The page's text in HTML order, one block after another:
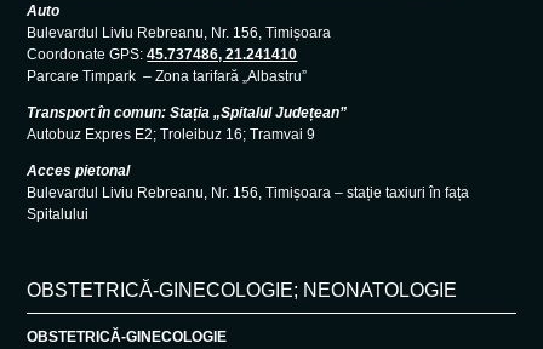
Auto
Bulevardul Liviu Rebreanu, Nr. 156, Timișoara
Coordonate GPS:45.737486, 21.241410
Parcare Timpark – Zona tarifară „Albastru”
Transport în comun: Stația „Spitalul Județean”
Autobuz Expres E2; Troleibuz 16; Tramvai 9
Acces pietonal
Bulevardul Liviu Rebreanu, Nr. 156, Timișoara – stație taxiuri în fața
Spitalului
OBSTETRICĂ-GINECOLOGIE; NEONATOLOGIE
OBSTETRICĂ-GINECOLOGIE